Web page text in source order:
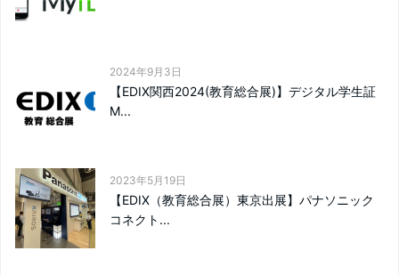
2024年9月3日
【EDIX関西2024(教育総合展)】デジタル学生証
M...
2023年5月19日
【EDIX（教育総合展）東京出展】パナソニック
コネクト...